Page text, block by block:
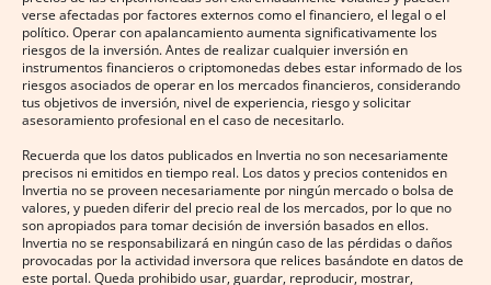
verse afectadas por factores externos como el financiero, el legal o el
político. Operar con apalancamiento aumenta significativamente los
riesgos de la inversión. Antes de realizar cualquier inversión en
instrumentos financieros o criptomonedas debes estar informado de los
riesgos asociados de operar en los mercados financieros, considerando
tus objetivos de inversión, nivel de experiencia, riesgo y solicitar
asesoramiento profesional en el caso de necesitarlo.
Recuerda que los datos publicados en Invertia no son necesariamente
precisos ni emitidos en tiempo real. Los datos y precios contenidos en
Invertia no se proveen necesariamente por ningún mercado o bolsa de
valores, y pueden diferir del precio real de los mercados, por lo que no
son apropiados para tomar decisión de inversión basados en ellos.
Invertia no se responsabilizará en ningún caso de las pérdidas o daños
provocadas por la actividad inversora que relices basándote en datos de
este portal. Queda prohibido usar, guardar, reproducir, mostrar,